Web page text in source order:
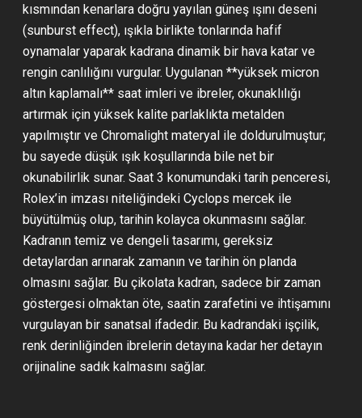
kısmından kenarlara doğru yayılan güneş ışını deseni
(sunburst effect), ışıkla birlikte tonlarında hafif
oynamalar yaparak kadrana dinamik bir hava katar ve
rengin canlılığını vurgular. Uygulanan **yüksek micron
altın kaplamalı** saat imleri ve ibreler, okunaklılığı
artırmak için yüksek kalite parlaklıkta metalden
yapılmıştır ve Chromalight materyal ile doldurulmuştur;
bu sayede düşük ışık koşullarında bile net bir
okunabilirlik sunar. Saat 3 konumundaki tarih penceresi,
Rolex’in imzası niteliğindeki Cyclops mercek ile
büyütülmüş olup, tarihin kolayca okunmasını sağlar.
Kadranın temiz ve dengeli tasarımı, gereksiz
detaylardan arınarak zamanın ve tarihin ön planda
olmasını sağlar. Bu çikolata kadran, sadece bir zaman
göstergesi olmaktan öte, saatin zarafetini ve ihtişamını
vurgulayan bir sanatsal ifadedir. Bu kadrandaki işçilik,
renk derinliğinden ibrelerin detayına kadar her detayın
orijinaline sadık kalmasını sağlar.